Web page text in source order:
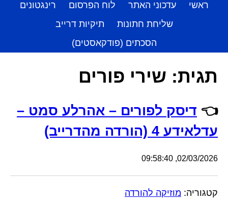
ראשי עדכוני האתר לוח הפרסום
רינגטונים
שליחת חתונות
תיקיות דרייב
הסכתים (פודקאסטים)
תגית: שירי פורים
👈 דיסק לפורים – אהרלע סמט –
עדלאידע 4 (הורדה מהדרייב)
02/03/2026, 09:58:40
קטגוריה: מוזיקה להורדה